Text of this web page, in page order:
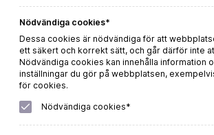
Nödvändiga cookies*
Dessa cookies är nödvändiga för att
ett säkert och korrekt sätt, och går därför inte
Nödvändiga cookies kan innehålla information
inställningar du gör på webbplatsen,
för cookies.
Nödvändiga cookies*